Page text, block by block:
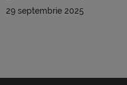
29 septembrie 2025